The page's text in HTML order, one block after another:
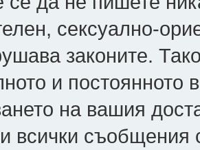
сексуално-
законите.
и постоянното
на вашия
всички съобщения